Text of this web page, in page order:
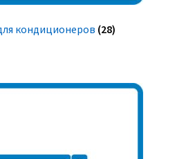
кондиционеров (28)